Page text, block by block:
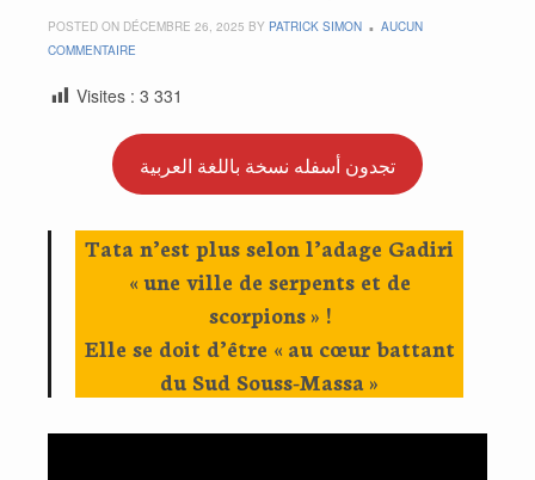
POSTED ON DÉCEMBRE 26, 2025 BY PATRICK SIMON
AUCUN
COMMENTAIRE
Visites : 3 331
تجدون أسفله نسخة باللغة العربية
Tata n’est plus selon l’adage Gadiri
« une ville de serpents et de
scorpions » !
Elle se doit d’être « au cœur battant
du Sud Souss-Massa »